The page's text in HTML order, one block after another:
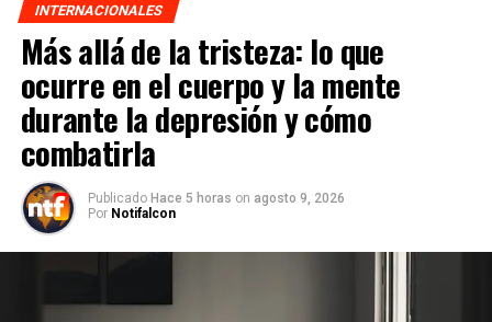
INTERNACIONALES
Más allá de la tristeza: lo que
ocurre en el cuerpo y la mente
durante la depresión y cómo
combatirla
Publicado Hace 5 horas on agosto 9, 2026
Por Notifalcon